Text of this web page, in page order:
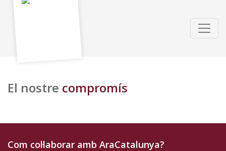
El nostre compromís
Com col·laborar amb AraCatalunya?